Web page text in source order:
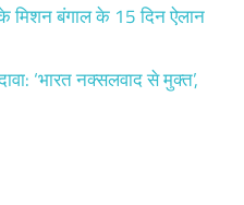
मिशन बंगाल के 15 दिन ऐलान
‘भारत नक्सलवाद से मुक्त’,